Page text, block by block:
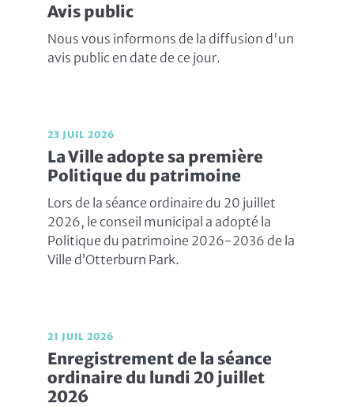
Avis public
Nous vous informons de la diffusion d'un
avis public en date de ce jour.
23 JUIL 2026
La Ville adopte sa première
Politique du patrimoine
Lors de la séance ordinaire du 20 juillet
2026, le conseil municipal a adopté la
Politique du patrimoine 2026-2036 de la
Ville d’Otterburn Park.
21 JUIL 2026
Enregistrement de la séance
ordinaire du lundi 20 juillet
2026